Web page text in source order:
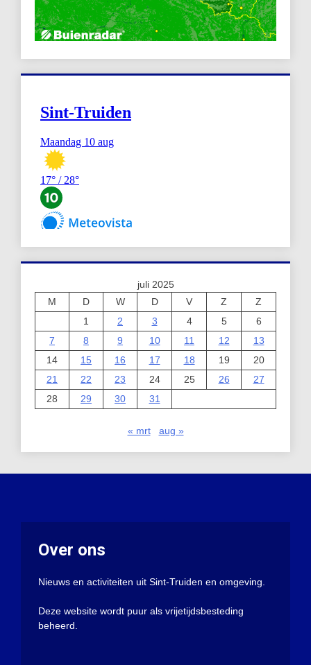
juli 2025
M
D W D V Z
Z
1
2 3 4 5
6
7
8 9 10 11 12
13
14
15 16 17 18 19
20
21
22 23 24 25 26
27
28
29 30 31
« mrt aug »
Over ons
Nieuws en activiteiten uit Sint-Truiden en omgeving.
Deze website wordt puur als vrijetijdsbesteding
beheerd.